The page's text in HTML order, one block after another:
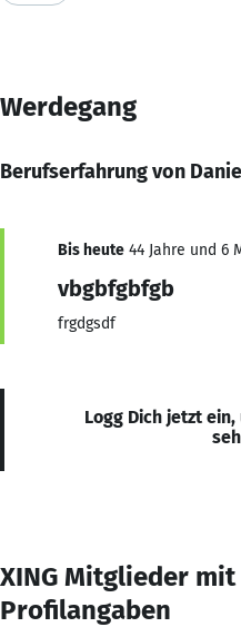
Werdegang
Berufserfahrung von
Bis heute 44 Jahre und 6
vbgbfgbfgb
frgdgsdf
Logg Dich jetzt
XING Mitglieder
Profilangaben